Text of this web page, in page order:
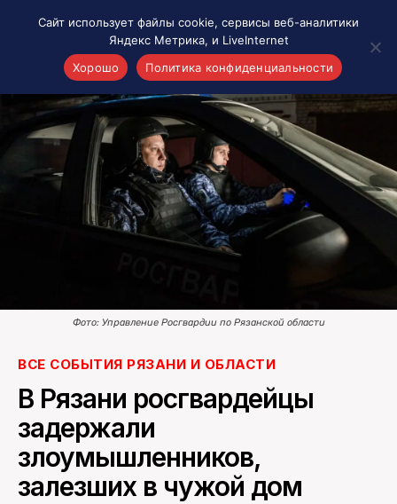
Акценты
Материалы о Рязани и области
Проекты 7 инфо
Здоровье
Интересное
Новости кино и ТВ
Новости мира
О НАС
ПОИСК ПО САЙТУ
Фото: Управление Росгвардии по Рязанской области
ВСЕ СОБЫТИЯ РЯЗАНИ И ОБЛАСТИ
В Рязани росгвардейцы
задержали
злоумышленников,
залезших в чужой дом
Сайт использует файлы cookie, сервисы веб-аналитики
Яндекс Метрика, и LiveInternet
Хорошо
Политика конфиденциальности